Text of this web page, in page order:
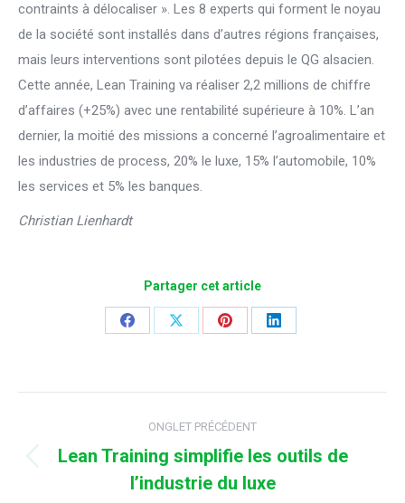
contraints à délocaliser ». Les 8 experts qui forment le noyau
de la société sont installés dans d’autres régions françaises,
mais leurs interventions sont pilotées depuis le QG alsacien.
Cette année, Lean Training va réaliser 2,2 millions de chiffre
d’affaires (+25%) avec une rentabilité supérieure à 10%. L’an
dernier, la moitié des missions a concerné l’agroalimentaire et
les industries de process, 20% le luxe, 15% l’automobile, 10%
les services et 5% les banques.
Christian Lienhardt
Partager cet article
Share
Share
Share
Share
de
commentaire
ONGLET PRÉCÉDENT
Onglet
précédent
Lean Training simplifie les outils de
l’industrie du luxe